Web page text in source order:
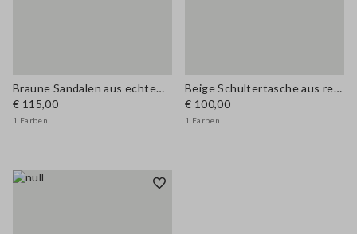
Braune Sandalen aus echtem Leder mit Nieten
€ 115,00
1 Farben
Beige Schultertasche aus reinem Papierstoff mit floralem Applikationsdetail
€ 100,00
1 Farben